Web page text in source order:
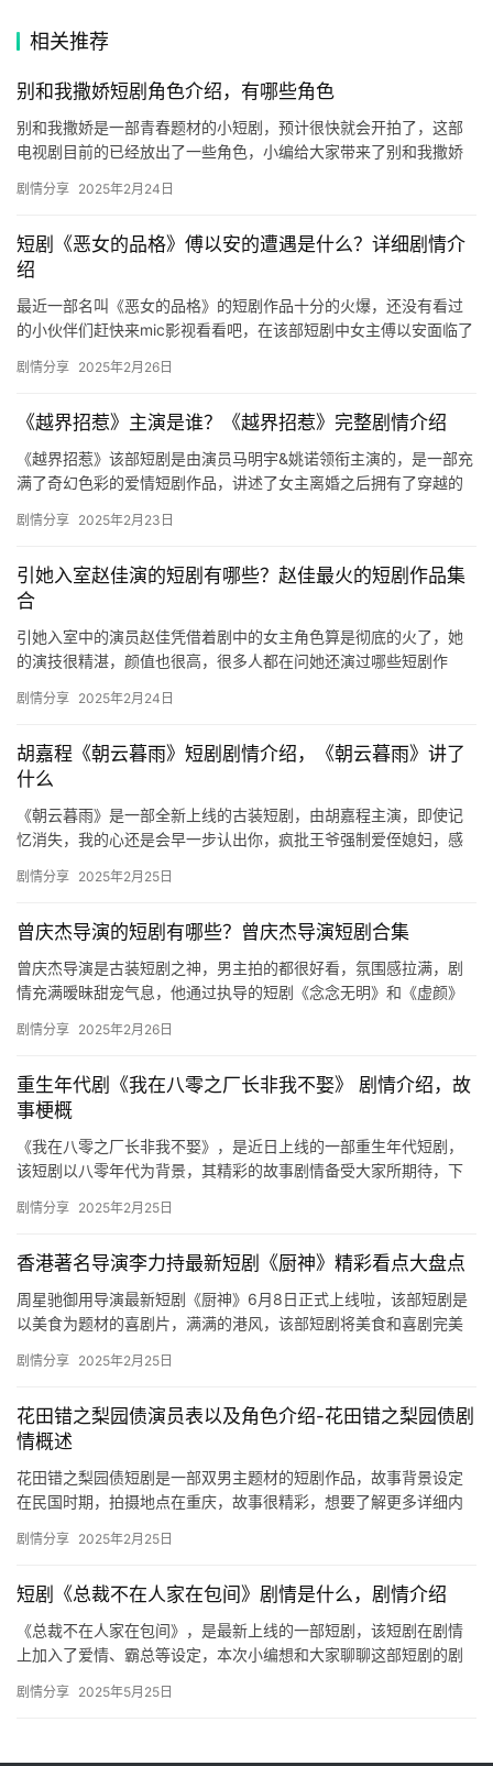
主
星
选
🎬
短
场
相关推荐
别和我撒娇短剧角色介绍，有哪些角色
别和我撒娇是一部青春题材的小短剧，预计很快就会开拍了，这部
电视剧目前的已经放出了一些角色，小编给大家带来了别和我撒娇
时…
剧情分享 2025年2月24日
短剧《恶女的品格》傅以安的遭遇是什么？详细剧情介
绍
最近一部名叫《恶女的品格》的短剧作品十分的火爆，还没有看过
的小伙伴们赶快来mic影视看看吧，在该部短剧中女主傅以安面临了
品…
剧情分享 2025年2月26日
《越界招惹》主演是谁？《越界招惹》完整剧情介绍
《越界招惹》该部短剧是由演员马明宇&姚诺领衔主演的，是一部充
满了奇幻色彩的爱情短剧作品，讲述了女主离婚之后拥有了穿越的
剧情分享 2025年2月23日
引她入室赵佳演的短剧有哪些？赵佳最火的短剧作品集
合
引她入室中的演员赵佳凭借着剧中的女主角色算是彻底的火了，她
的演技很精湛，颜值也很高，很多人都在问她还演过哪些短剧作
吧。 引…
剧情分享 2025年2月24日
胡嘉程《朝云暮雨》短剧剧情介绍，《朝云暮雨》讲了
什么
《朝云暮雨》是一部全新上线的古装短剧，由胡嘉程主演，即使记
忆消失，我的心还是会早一步认出你，疯批王爷强制爱侄媳妇，感
逼他…
剧情分享 2025年2月25日
曾庆杰导演的短剧有哪些？曾庆杰导演短剧合集
曾庆杰导演是古装短剧之神，男主拍的都很好看，氛围感拉满，剧
情充满暧昧甜宠气息，他通过执导的短剧《念念无明》和《虚颜》
们可以…
剧情分享 2025年2月26日
重生年代剧《我在八零之厂长非我不娶》 剧情介绍，故
事梗概
《我在八零之厂长非我不娶》，是近日上线的一部重生年代短剧，
该短剧以八零年代为背景，其精彩的故事剧情备受大家所期待，下
生年…
剧情分享 2025年2月25日
香港著名导演李力持最新短剧《厨神》精彩看点大盘点
周星驰御用导演最新短剧《厨神》6月8日正式上线啦，该部短剧是
以美食为题材的喜剧片，满满的港风，该部短剧将美食和喜剧完美
品…
剧情分享 2025年2月25日
花田错之梨园债演员表以及角色介绍-花田错之梨园债剧
情概述
花田错之梨园债短剧是一部双男主题材的短剧作品，故事背景设定
在民国时期，拍摄地点在重庆，故事很精彩，想要了解更多详细内
(朱…
剧情分享 2025年2月25日
短剧《总裁不在人家在包间》剧情是什么，剧情介绍
《总裁不在人家在包间》，是最新上线的一部短剧，该短剧在剧情
上加入了爱情、霸总等设定，本次小编想和大家聊聊这部短剧的剧
《总裁…
剧情分享 2025年5月25日